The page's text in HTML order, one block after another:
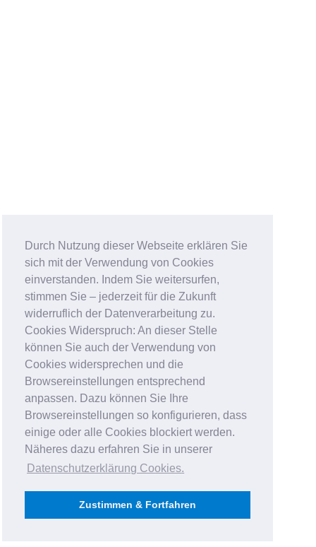
Durch Nutzung dieser Webseite erklären Sie
sich mit der Verwendung von Cookies
einverstanden. Indem Sie weitersurfen,
stimmen Sie – jederzeit für die Zukunft
widerruflich der Datenverarbeitung zu.
Cookies Widerspruch: An dieser Stelle
können Sie auch der Verwendung von
Cookies widersprechen und die
Browsereinstellungen entsprechend
anpassen. Dazu können Sie Ihre
Browsereinstellungen so konfigurieren, dass
einige oder alle Cookies blockiert werden.
Näheres dazu erfahren Sie in unserer
Datenschutzerklärung Cookies.
Zustimmen & Fortfahren